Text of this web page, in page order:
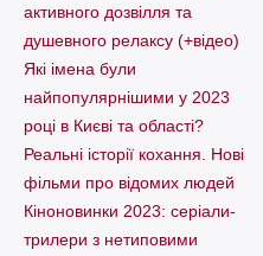
активного дозвілля та
душевного релаксу (+відео)
Які імена були
найпопулярнішими у 2023
році в Києві та області?
Реальні історії кохання. Нові
фільми про відомих людей
Кіноновинки 2023: серіали-
трилери з нетиповими